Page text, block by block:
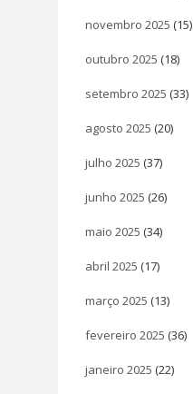
novembro 2025 (15)
outubro 2025 (18)
setembro 2025 (33)
agosto 2025 (20)
julho 2025 (37)
junho 2025 (26)
maio 2025 (34)
abril 2025 (17)
março 2025 (13)
fevereiro 2025 (36)
janeiro 2025 (22)